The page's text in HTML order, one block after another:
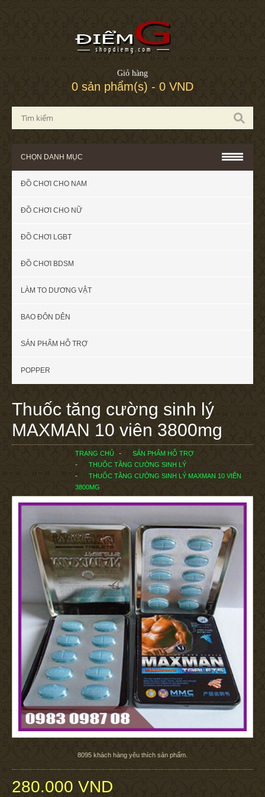
Giỏ hàng
0 sản phẩm(s) - 0 VND
CHỌN DANH MỤC
ĐỒ CHƠI CHO NAM
ĐỒ CHƠI CHO NỮ
ĐỒ CHƠI LGBT
ĐỒ CHƠI BDSM
LÀM TO DƯƠNG VẬT
BAO ĐÔN DÊN
SẢN PHẨM HỖ TRỢ
POPPER
Thuốc tăng cường sinh lý
MAXMAN 10 viên 3800mg
TRANG CHỦ
SẢN PHẨM HỖ TRỢ
THUỐC TĂNG CƯỜNG SINH LÝ
THUỐC TĂNG CƯỜNG SINH LÝ MAXMAN 10 VIÊN
3800MG
8095 khách hàng yêu thích sản phẩm.
280.000 VND